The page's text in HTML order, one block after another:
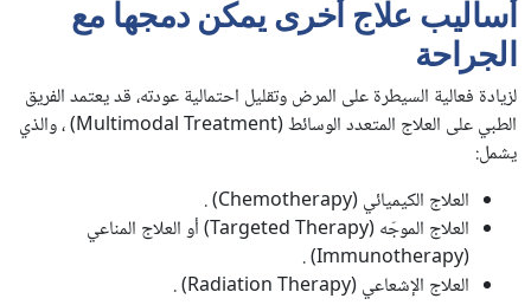
أساليب علاج أخرى يمكن دمجها مع
الجراحة
لزيادة فعالية السيطرة على المرض وتقليل احتمالية عودته، قد يعتمد الفريق
الطبي على العلاج المتعدد الوسائط (Multimodal Treatment) ، والذي
يشمل:
العلاج الكيميائي (Chemotherapy) .
العلاج الموجّه (Targeted Therapy) أو العلاج المناعي
(Immunotherapy) .
العلاج الإشعاعي (Radiation Therapy) .